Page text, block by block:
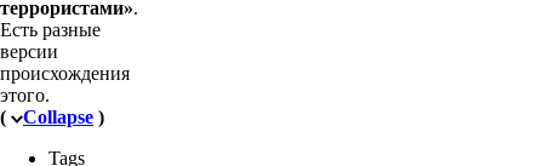
террористами».
Есть разные
версии
происхождения
этого.
(
Collapse )
Tags